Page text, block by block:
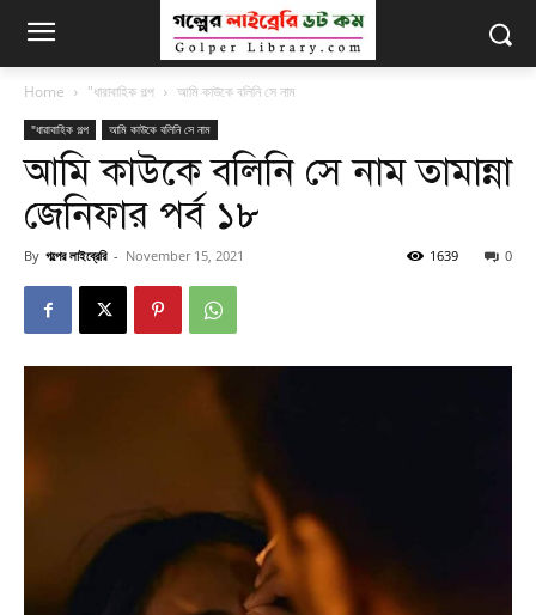
Home "ধারাবাহিক গল্প আমি কাউকে বলিনি সে নাম
"ধারাবাহিক গল্প আমি কাউকে বলিনি সে নাম
আমি কাউকে বলিনি সে নাম তামান্না
জেনিফার পর্ব ১৮
By গল্পের লাইব্রেরি - November 15, 2021 0
1639